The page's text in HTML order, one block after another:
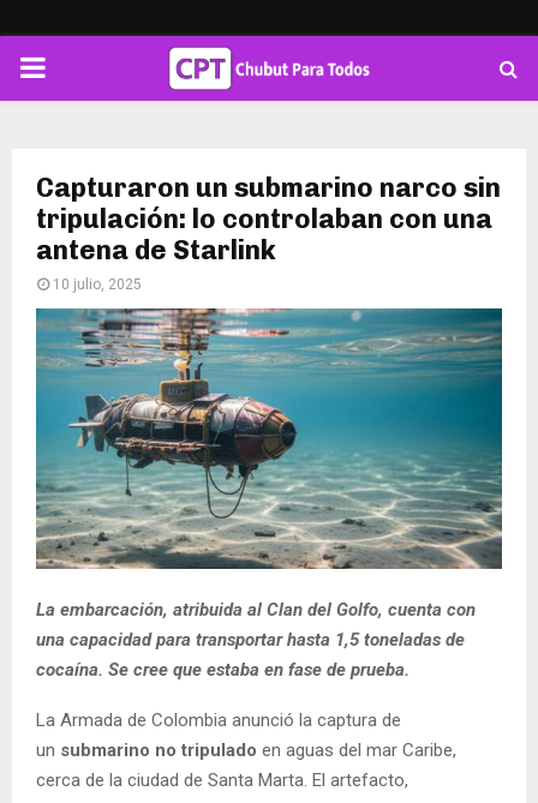
PRIMARY
Capturaron un submarino narco sin
tripulación: lo controlaban con una
antena de Starlink
10 julio, 2025
La embarcación, atribuida al Clan del Golfo, cuenta con
una capacidad para transportar hasta 1,5 toneladas de
cocaína. Se cree que estaba en fase de prueba.
La Armada de Colombia anunció la captura de
un submarino no tripulado en aguas del mar Caribe,
cerca de la ciudad de Santa Marta. El artefacto,